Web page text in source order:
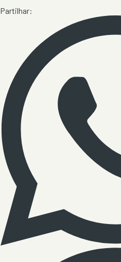
Partilhar: